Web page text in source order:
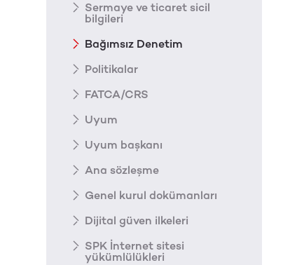
Sermaye ve ticaret sicil
bilgileri
Bağımsız Denetim
Politikalar
FATCA/CRS
Uyum
Uyum başkanı
Ana sözleşme
Genel kurul dokümanları
Dijital güven ilkeleri
SPK İnternet sitesi
yükümlülükleri